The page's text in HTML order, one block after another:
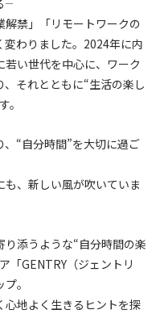
解禁」「リモートワークの
わりました。2024年に内
い世代を中心に、ワーク
それとともに“生活の楽し
。
“自分時間”を大切に過ご
、新しい風が吹いていま
添うような“自分時間の楽
「GENTRY（ジェントリ
。
地よく生きるヒントを探